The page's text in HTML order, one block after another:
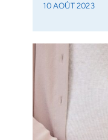
10 AOÛT 2023